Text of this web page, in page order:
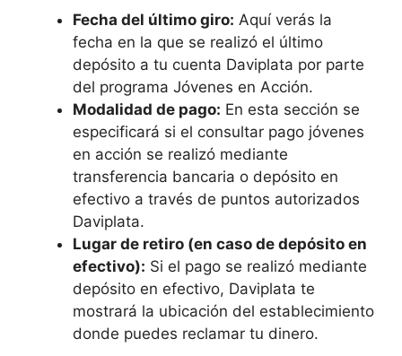
Fecha del último giro: Aquí verás la
fecha en la que se realizó el último
depósito a tu cuenta Daviplata por parte
del programa Jóvenes en Acción.
Modalidad de pago: En esta sección se
especificará si el consultar pago jóvenes
en acción se realizó mediante
transferencia bancaria o depósito en
efectivo a través de puntos autorizados
Daviplata.
Lugar de retiro (en caso de depósito en
efectivo): Si el pago se realizó mediante
depósito en efectivo, Daviplata te
mostrará la ubicación del establecimiento
donde puedes reclamar tu dinero.